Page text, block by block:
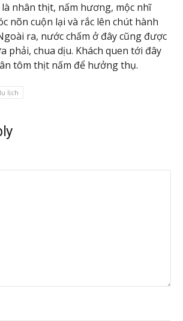
nhân thịt, nấm hương, mộc nhĩ
nõn cuộn lại và rắc lên chút hành
ra, nước chấm ở đây cũng được
phải, chua dịu. Khách quen tới đây
tôm thịt nấm để hưởng thụ.
lịch